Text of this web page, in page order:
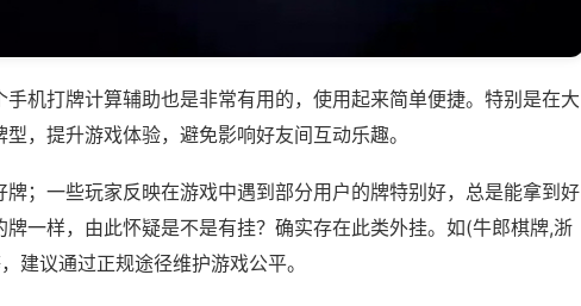
机打牌计算辅助也是非常有用的，使用起来简单便捷。特别是在大
，提升游戏体验，避免影响好友间互动乐趣。
；一些玩家反映在游戏中遇到部分用户的牌特别好，总是能拿到好
一样，由此怀疑是不是有挂？确实存在此类外挂。如(牛郎棋牌,浙
建议通过正规途径维护游戏公平。